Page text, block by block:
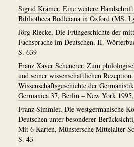
Sigrid Krämer, Eine weitere Handschrift
Bibliotheca Bodleiana in Oxford (MS.
Jörg Riecke, Die Frühgeschichte der
Fachsprache im Deutschen, II.
S. 639
Franz Xaver Scheuerer, Zum
und seiner wissenschaftlichen
Wissenschaftsgeschichte der
Germanica 37, Berlin – New York
Franz Simmler, Die westgermanische
Deutschen unter besonderer
Mit 6 Karten, Münstersche Mittelalter-
S. 43